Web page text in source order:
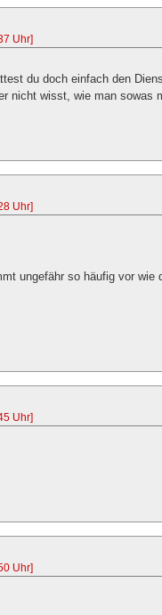
Uhr]
du doch einfach den
nicht wisst, wie man sowas
Uhr]
ungefähr so häufig vor wie
Uhr]
Uhr]